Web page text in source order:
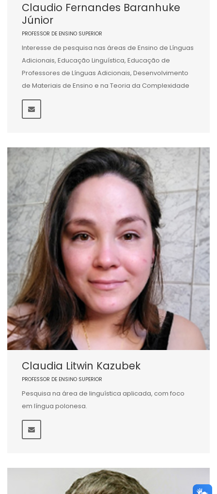
Claudio Fernandes Baranhuke
Júnior
PROFESSOR DE ENSINO SUPERIOR
Interesse de pesquisa nas áreas de Ensino de Línguas
Adicionais, Educação Linguística, Educação de
Professores de Línguas Adicionais, Desenvolvimento
de Materiais de Ensino e na Teoria da Complexidade
Claudia Litwin Kazubek
PROFESSOR DE ENSINO SUPERIOR
Pesquisa na área de linguística aplicada, com foco
em língua polonesa.